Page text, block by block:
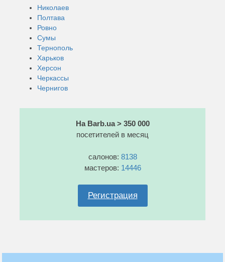
Николаев
Полтава
Ровно
Сумы
Тернополь
Харьков
Херсон
Черкассы
Чернигов
На Barb.ua > 350 000
посетителей в месяц
салонов: 8138
мастеров: 14446
Регистрация